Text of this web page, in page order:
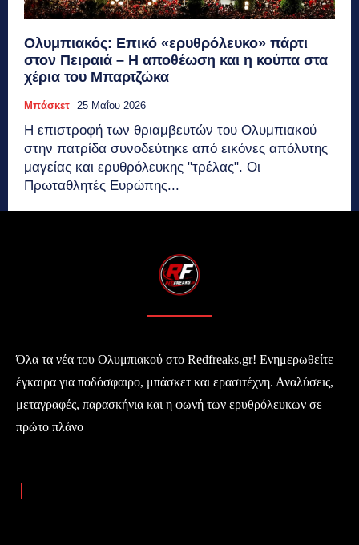
Ολυμπιακός: Επικό «ερυθρόλευκο» πάρτι
στον Πειραιά – Η αποθέωση και η κούπα στα
χέρια του Μπαρτζώκα
Μπάσκετ 25 Μαΐου 2026
Η επιστροφή των θριαμβευτών του Ολυμπιακού
στην πατρίδα συνοδεύτηκε από εικόνες απόλυτης
μαγείας και ερυθρόλευκης "τρέλας". Οι
Πρωταθλητές Ευρώπης...
Όλα τα νέα του Ολυμπιακού στο Redfreaks.gr! Ενημερωθείτε
έγκαιρα για ποδόσφαιρο, μπάσκετ και ερασιτέχνη. Αναλύσεις,
μεταγραφές, παρασκήνια και η φωνή των ερυθρόλευκων σε
πρώτο πλάνο